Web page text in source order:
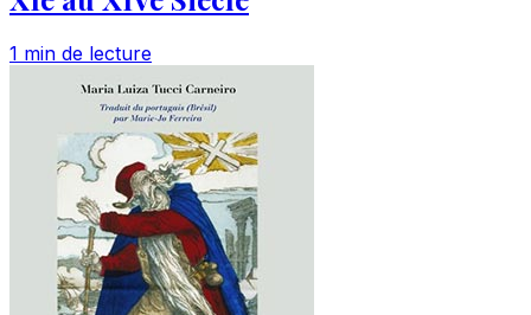
1 min de lecture